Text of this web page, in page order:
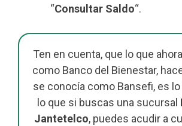
“Consultar Saldo“.
Ten en cuenta, que lo que
como Banco del Bienestar,
se conocía como Bansefi, es
lo que si buscas una sucursal
Jantetelco, puedes acudir a